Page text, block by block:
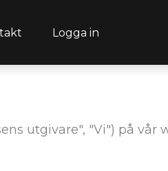
Logga in
utgivare", "Vi") på vår